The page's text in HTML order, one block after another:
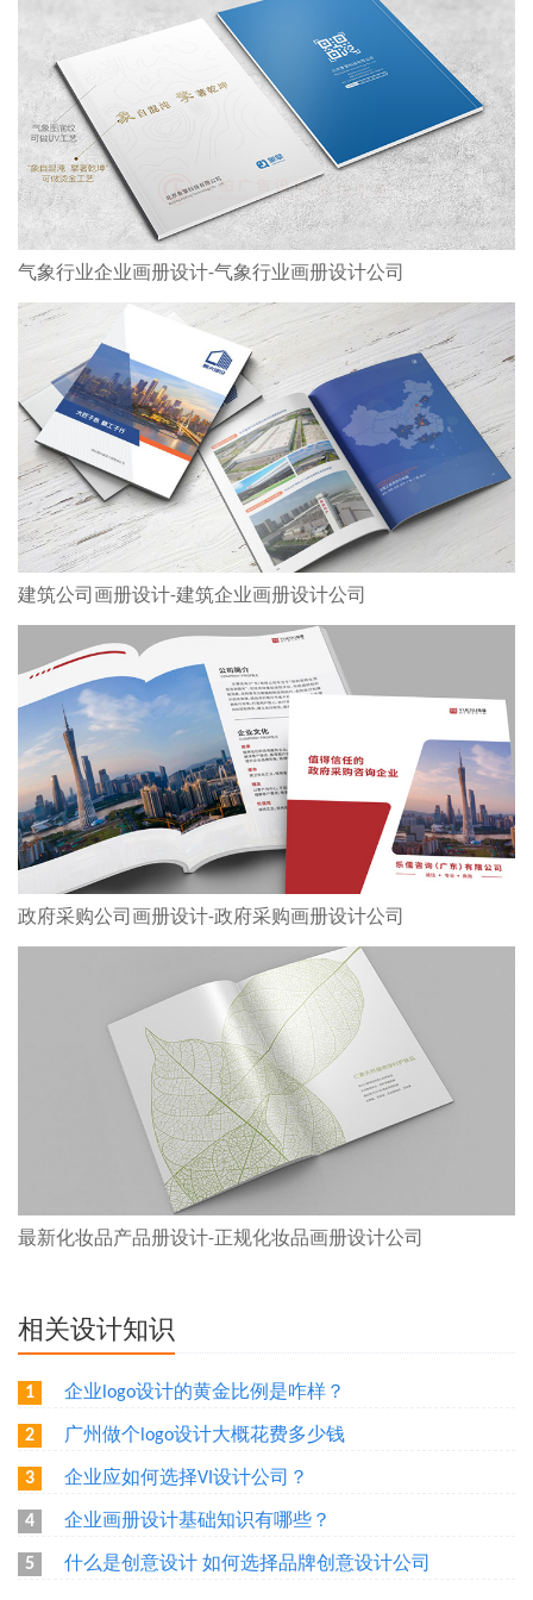
气象行业企业画册设计-气象行业画册设计公司
建筑公司画册设计-建筑企业画册设计公司
政府采购公司画册设计-政府采购画册设计公司
最新化妆品产品册设计-正规化妆品画册设计公司
相关设计知识
1 企业logo设计的黄金比例是咋样？
2 广州做个logo设计大概花费多少钱
3 企业应如何选择VI设计公司？
4 企业画册设计基础知识有哪些？
5 什么是创意设计 如何选择品牌创意设计公司